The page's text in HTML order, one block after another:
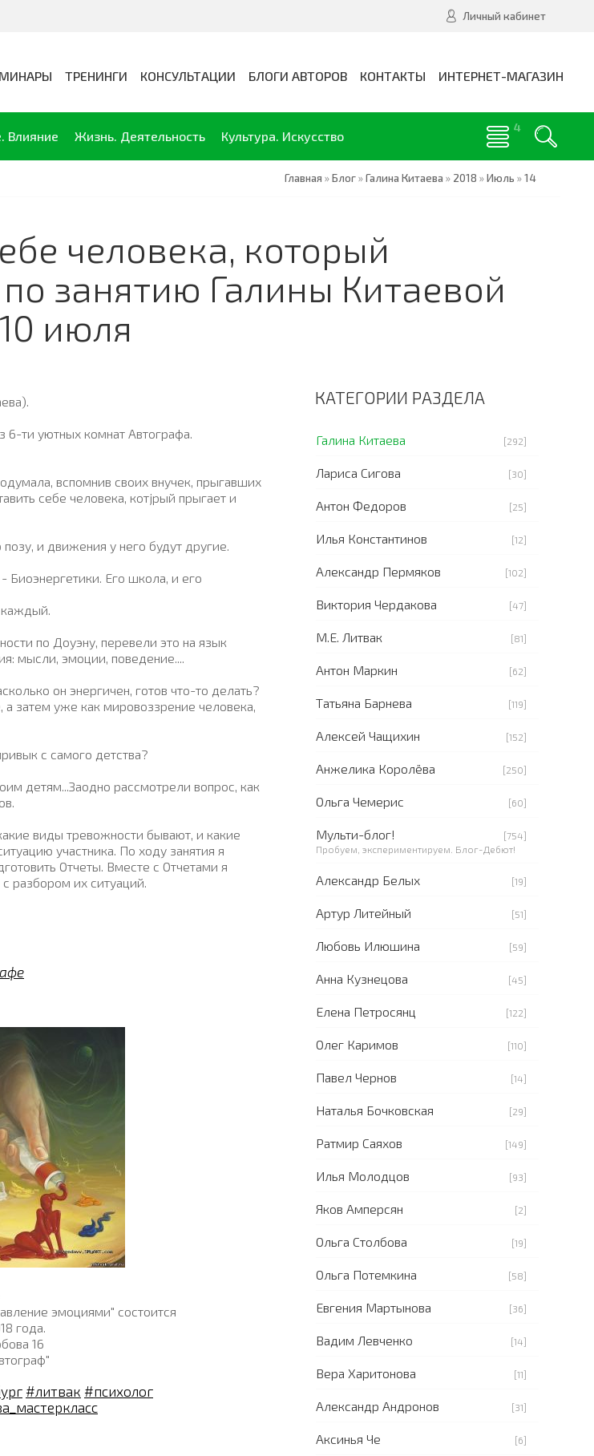
Личный кабинет
ТРЕНИНГИ КОНСУЛЬТАЦИИ БЛОГИ АВТОРОВ КОНТАКТЫ ИНТЕРНЕТ-МАГАЗИН
Влияние Жизнь. Деятельность Культура. Искусство
Главная »Блог»Галина Китаева » 2018 »Июль »14
человека, который
занятию Галины Китаевой
июля
6-ти уютных комнат Автографа.
вспомнив своих внучек, прыгавших
себе человека, котjрый прыгает и
и движения у него будут другие.
Биоэнергетики. Его школа, и его
каждый.
по Доуэну, перевели это на язык
мысли, эмоции, поведение....
он энергичен, готов что-то делать?
затем уже как мировоззрение человека,
с самого детства?
детям...Заодно рассмотрели вопрос, как
виды тревожности бывают, и какие
участника. По ходу занятия я
Отчеты. Вместе с Отчетами я
разбором их ситуаций.
эмоциями" состоится
года.
16
#литвак #психолог
КАТЕГОРИИ РАЗДЕЛА
Галина Китаева [292]
Лариса Сигова [30]
Антон Федоров [25]
Илья Константинов [12]
Александр Пермяков [102]
Виктория Чердакова [47]
М.Е. Литвак [81]
Антон Маркин [62]
Татьяна Барнева [119]
Алексей Чащихин [152]
Анжелика Королёва [250]
Ольга Чемерис [60]
Мульти-блог!
[754]
Пробуем, экспериментируем. Блог-Дебют!
Александр Белых [19]
Артур Литейный [51]
Любовь Илюшина [59]
Анна Кузнецова [45]
Елена Петросянц [122]
Олег Каримов [110]
Павел Чернов [14]
Наталья Бочковская [29]
Ратмир Саяхов [149]
Илья Молодцов [93]
Яков Амперсян [2]
Ольга Столбова [19]
Ольга Потемкина [58]
Евгения Мартынова [36]
Вадим Левченко [14]
Вера Харитонова [11]
Александр Андронов [31]
Аксинья Че [6]